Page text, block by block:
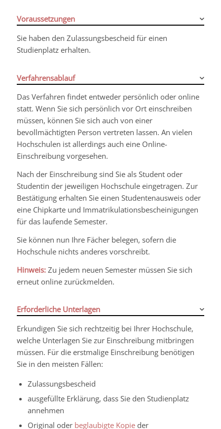
Voraussetzungen
Sie haben den Zulassungsbescheid für einen
Studienplatz erhalten.
Verfahrensablauf
Das Verfahren findet entweder persönlich oder online
statt. Wenn Sie sich persönlich vor Ort einschreiben
müssen, können Sie sich auch von einer
bevollmächtigten Person vertreten lassen. An vielen
Hochschulen ist allerdings auch eine Online-
Einschreibung vorgesehen.
Nach der Einschreibung sind Sie als Student oder
Studentin der jeweiligen Hochschule eingetragen. Zur
Bestätigung erhalten Sie einen Studentenausweis oder
eine Chipkarte und Immatrikulationsbescheinigungen
für das laufende Semester.
Sie können nun Ihre Fächer belegen, sofern die
Hochschule nichts anderes vorschreibt.
Hinweis:Zu jedem neuen Semester müssen Sie sich
erneut online zurückmelden.
Erforderliche Unterlagen
Erkundigen Sie sich rechtzeitig bei Ihrer Hochschule,
welche Unterlagen Sie zur Einschreibung mitbringen
müssen. Für die erstmalige Einschreibung benötigen
Sie in den meisten Fällen:
Zulassungsbescheid
ausgefüllte Erklärung, dass Sie den Studienplatz
annehmen
Original oder beglaubigte Kopieder